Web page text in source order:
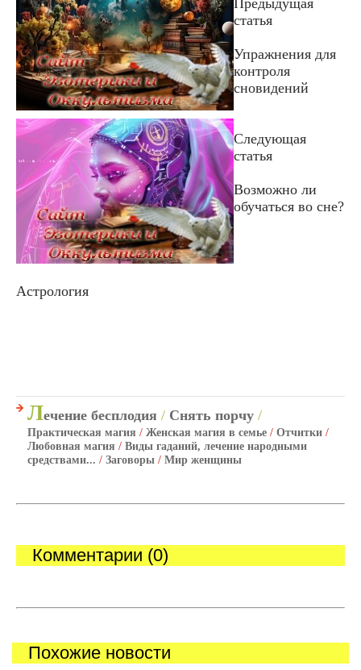
Предыдущая
статья
Упражнения для
контроля
сновидений
Следующая
статья
Возможно ли
обучаться во сне?
Астрология
Лечение бесплодия / Снять порчу /
Практическая магия / Женская магия в семье / Отчитки /
Любовная магия / Виды гаданий, лечение народными
средствами... / Заговоры / Мир женщины
Комментарии (0)
Похожие новости